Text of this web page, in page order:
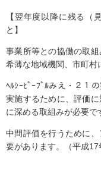
【翌年度以降に残る（
と】
事業所等との協働の取
希薄な地域機関、市町村
ﾍﾙｼｰﾋﾟｰﾌﾟﾙみえ・２１
実施するために、評価
に深める取組みが必要で
中間評価を行うために
要があります。（平成17